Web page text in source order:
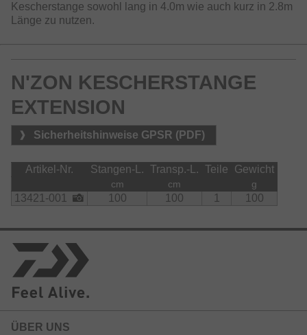
Kescherstange sowohl lang in 4.0m wie auch kurz in 2.8m
Länge zu nutzen.
N'ZON KESCHERSTANGE
EXTENSION
Sicherheitshinweise GPSR (PDF)
Artikel-Nr. Stangen-L. Transp.-L. Teile Gewicht
cm cm g
13421-001 100 100 1 100
ÜBER UNS